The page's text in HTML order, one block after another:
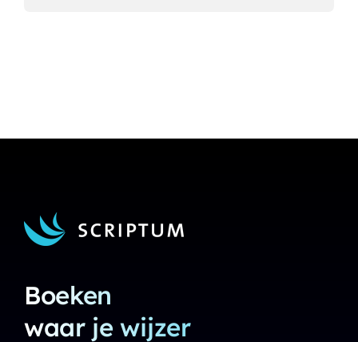
Boeken
waar je wijzer